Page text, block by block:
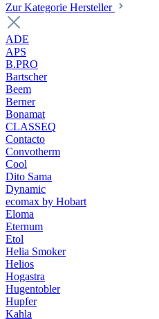
Zur Kategorie Hersteller
ADE
APS
B.PRO
Bartscher
Beem
Berner
Bonamat
CLASSEQ
Contacto
Convotherm
Cool
Dito Sama
Dynamic
ecomax by Hobart
Eloma
Eternum
Etol
Helia Smoker
Helios
Hogastra
Hugentobler
Hupfer
Kahla